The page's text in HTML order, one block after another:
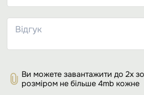
Ви можете завантажити до 2х
розміром не більше 4mb кожне